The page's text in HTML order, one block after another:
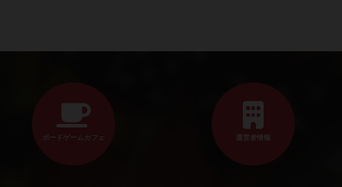
ボードゲームカフェ 運営者情報